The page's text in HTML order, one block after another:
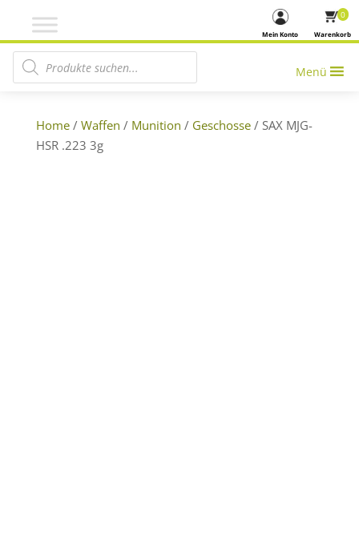
Warenkorb
0
Mein Konto
Products search
Menü
Home/ Waffen / Munition / Geschosse/ SAX MJG-
HSR .223 3g